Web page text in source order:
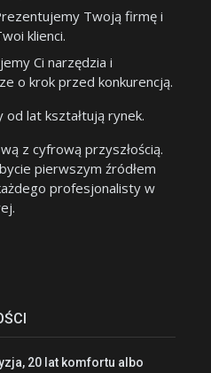
Twoją firmę i
klienci.
Ci narzędzia i
o krok przed konkurencją.
lat kształtują rynek.
z cyfrową przyszłością.
pierwszym źródłem
profesjonalisty w
20 lat komfortu albo